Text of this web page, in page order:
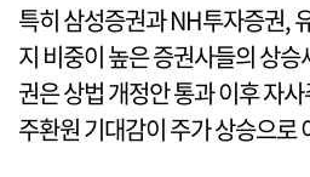
특히 삼성증권과 NH투자증권,
지 비중이 높은 증권사들의 상
권은 상법 개정안 통과 이후 자
주환원 기대감이 주가 상승으로